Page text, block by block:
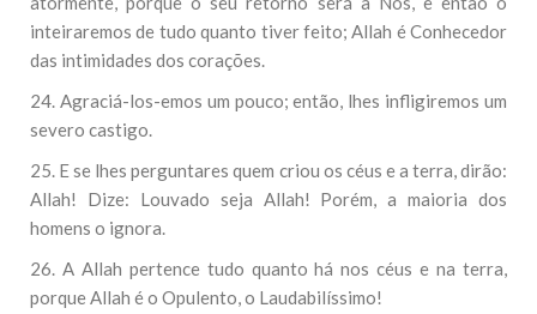
inteiraremos de tudo quanto tiver feito; Allah é Conhecedor
das intimidades dos corações.
24. Agraciá-los-emos um pouco; então, lhes infligiremos um
severo castigo.
25. E se lhes perguntares quem criou os céus e a terra, dirão:
Allah! Dize: Louvado seja Allah! Porém, a maioria dos
homens o ignora.
26. A Allah pertence tudo quanto há nos céus e na terra,
porque Allah é o Opulento, o Laudabilíssimo!